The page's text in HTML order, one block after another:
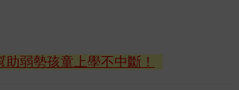
弱勢孩童上學不中斷！